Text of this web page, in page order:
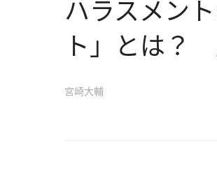
ハラスメン
ト」とは？
宮崎大輔